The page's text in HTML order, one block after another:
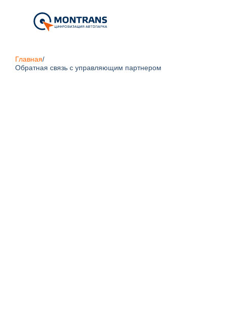
Главная/
Обратная связь с управляющим партнером